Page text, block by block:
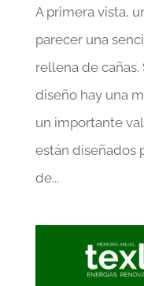
A primera vista,
parecer una
rellena de
diseño hay una
un importante
están diseñados
de...